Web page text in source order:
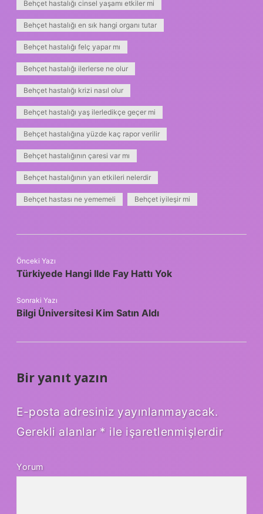
Behçet hastalığı cinsel yaşamı etkiler mi
Behçet hastalığı en sık hangi organı tutar
Behçet hastalığı felç yapar mı
Behçet hastalığı ilerlerse ne olur
Behçet hastalığı krizi nasıl olur
Behçet hastalığı yaş ilerledikçe geçer mi
Behçet hastalığına yüzde kaç rapor verilir
Behçet hastalığının çaresi var mı
Behçet hastalığının yan etkileri nelerdir
Behçet hastası ne yememeli Behçet iyileşir mi
Önceki Yazı
Türkiyede Hangi Ilde Fay Hattı Yok
Sonraki Yazı
Bilgi Üniversitesi Kim Satın Aldı
Bir yanıt yazın
E-posta adresiniz yayınlanmayacak.
Gerekli alanlar * ile işaretlenmişlerdir
Yorum